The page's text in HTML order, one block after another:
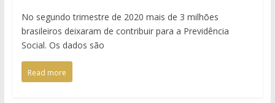
No segundo trimestre de 2020 mais de 3 milhões
brasileiros deixaram de contribuir para a Previdência
Social. Os dados são
Read more